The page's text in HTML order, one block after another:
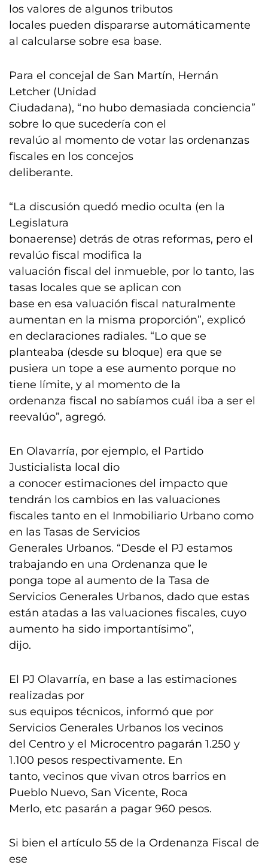
los valores de algunos tributos
locales pueden dispararse automáticamente
al calcularse sobre esa base.
Para el concejal de San Martín, Hernán
Letcher (Unidad
Ciudadana), “no hubo demasiada conciencia”
sobre lo que sucedería con el
revalúo al momento de votar las ordenanzas
fiscales en los concejos
deliberante.
“La discusión quedó medio oculta (en la
Legislatura
bonaerense) detrás de otras reformas, pero el
revalúo fiscal modifica la
valuación fiscal del inmueble, por lo tanto, las
tasas locales que se aplican con
base en esa valuación fiscal naturalmente
aumentan en la misma proporción”, explicó
en declaraciones radiales. “Lo que se
planteaba (desde su bloque) era que se
pusiera un tope a ese aumento porque no
tiene límite, y al momento de la
ordenanza fiscal no sabíamos cuál iba a ser el
reevalúo”, agregó.
En Olavarría, por ejemplo, el Partido
Justicialista local dio
a conocer estimaciones del impacto que
tendrán los cambios en las valuaciones
fiscales tanto en el Inmobiliario Urbano como
en las Tasas de Servicios
Generales Urbanos. “Desde el PJ estamos
trabajando en una Ordenanza que le
ponga tope al aumento de la Tasa de
Servicios Generales Urbanos, dado que estas
están atadas a las valuaciones fiscales, cuyo
aumento ha sido importantísimo”,
dijo.
El PJ Olavarría, en base a las estimaciones
realizadas por
sus equipos técnicos, informó que por
Servicios Generales Urbanos los vecinos
del Centro y el Microcentro pagarán 1.250 y
1.100 pesos respectivamente. En
tanto, vecinos que vivan otros barrios en
Pueblo Nuevo, San Vicente, Roca
Merlo, etc pasarán a pagar 960 pesos.
Si bien el artículo 55 de la Ordenanza Fiscal de
ese